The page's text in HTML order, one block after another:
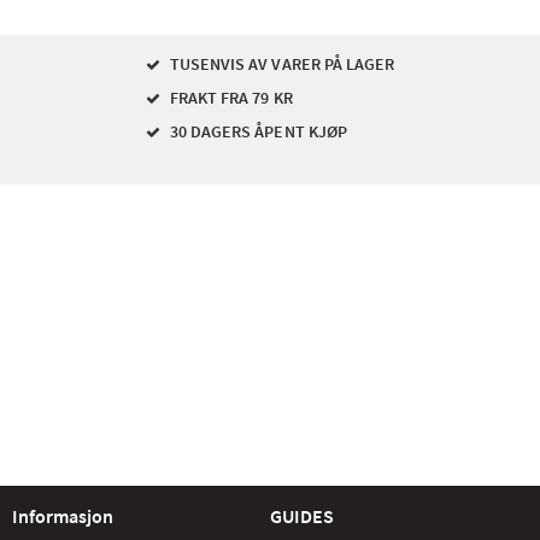
TUSENVIS AV VARER PÅ LAGER
FRAKT FRA 79 KR
30 DAGERS ÅPENT KJØP
Informasjon GUIDES